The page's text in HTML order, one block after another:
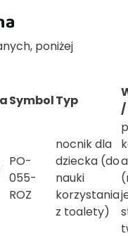
poniżej
SymbolTyp
/
PO-
055-
ROZ
nocnik dla
dziecka (do
nauki
korzystania
z toalety)